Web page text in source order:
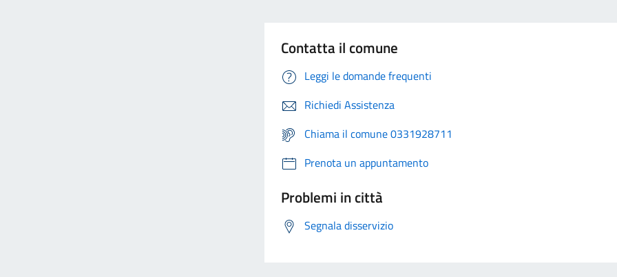
Contatta il comune
Leggi le domande frequenti
Richiedi Assistenza
Chiama il comune 0331928711
Prenota un appuntamento
Problemi in città
Segnala disservizio